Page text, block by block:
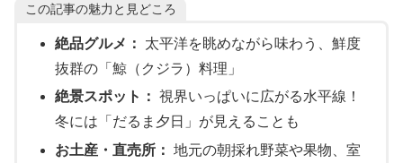
この記事の魅力と見どころ
絶品グルメ：
太平洋を眺めながら味わう、鮮度
抜群の「鯨（クジラ）料理」
絶景スポット： 視界いっぱいに広がる水平線！
冬には「だるま夕日」が見えることも
お土産・直売所： 地元の朝採れ野菜や果物、室